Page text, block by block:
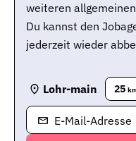
weiteren
Du kannst den
jederzeit wieder
Lohr-main 25
E-Mail-Adresse